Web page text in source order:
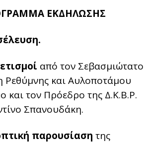
ΕΚΔΗΛΩΣΗΣ
από τον Σεβασμιώτατο
Ρεθύμνης και Αυλοποτάμου
και τον Πρόεδρο της Δ.Κ.Β.Ρ.
Σπανουδάκη.
παρουσίαση της